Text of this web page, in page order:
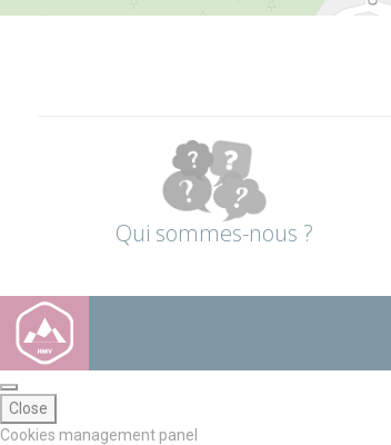
Qui sommes-nous ?
Close
Cookies management panel